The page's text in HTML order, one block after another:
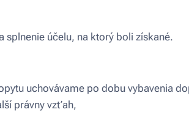
splnenie účelu, na ktorý boli získané.
uchovávame po dobu vybavenia
právny vzťah,